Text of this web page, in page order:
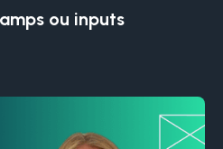
ou inputs